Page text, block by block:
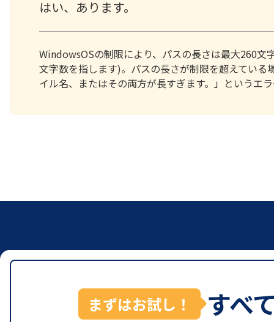
はい、あります。
WindowsOSの制限により、パスの長さは最大260文
文字数を指します)。パスの長さが制限を超えてい
イル名、またはその両方が長すぎます。」というエ
まずはお試し！ すべ